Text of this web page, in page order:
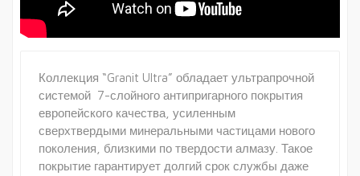
Коллекция “Granit Ultra” обладает ультрапрочной
системой 7-слойного антипригарного покрытия
европейского качества, усиленным
сверхтвердыми минеральными частицами нового
поколения, близкими по твердости алмазу. Такое
покрытие гарантирует долгий срок службы даже